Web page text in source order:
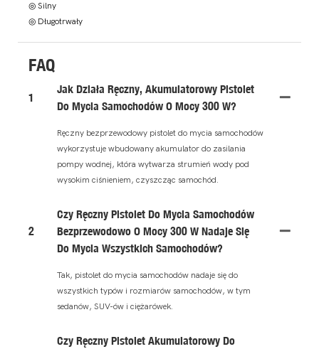
◎ Silny
◎ Długotrwały
FAQ
1
Jak Działa Ręczny, Akumulatorowy Pistolet
Do Mycia Samochodów O Mocy 300 W?
Ręczny bezprzewodowy pistolet do mycia samochodów
wykorzystuje wbudowany akumulator do zasilania
pompy wodnej, która wytwarza strumień wody pod
wysokim ciśnieniem, czyszcząc samochód.
2
Czy Ręczny Pistolet Do Mycia Samochodów
Bezprzewodowo O Mocy 300 W Nadaje Się
Do Mycia Wszystkich Samochodów?
Tak, pistolet do mycia samochodów nadaje się do
wszystkich typów i rozmiarów samochodów, w tym
sedanów, SUV-ów i ciężarówek.
Czy Ręczny Pistolet Akumulatorowy Do